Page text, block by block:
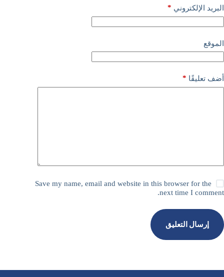
البريد الإلكتروني *
الموقع
أضف تعليقًا *
Save my name, email and website in this browser for the
next time I comment.
إرسال التعليق